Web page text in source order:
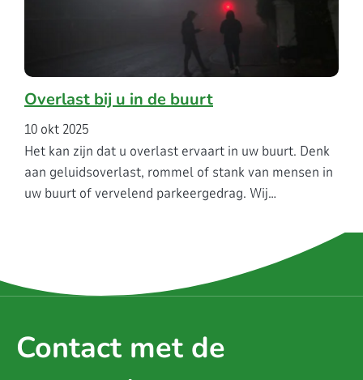
Overlast bij u in de buurt
10 okt 2025
Het kan zijn dat u overlast ervaart in uw buurt. Denk
aan geluidsoverlast, rommel of stank van mensen in
uw buurt of vervelend parkeergedrag. Wij…
Contact met de